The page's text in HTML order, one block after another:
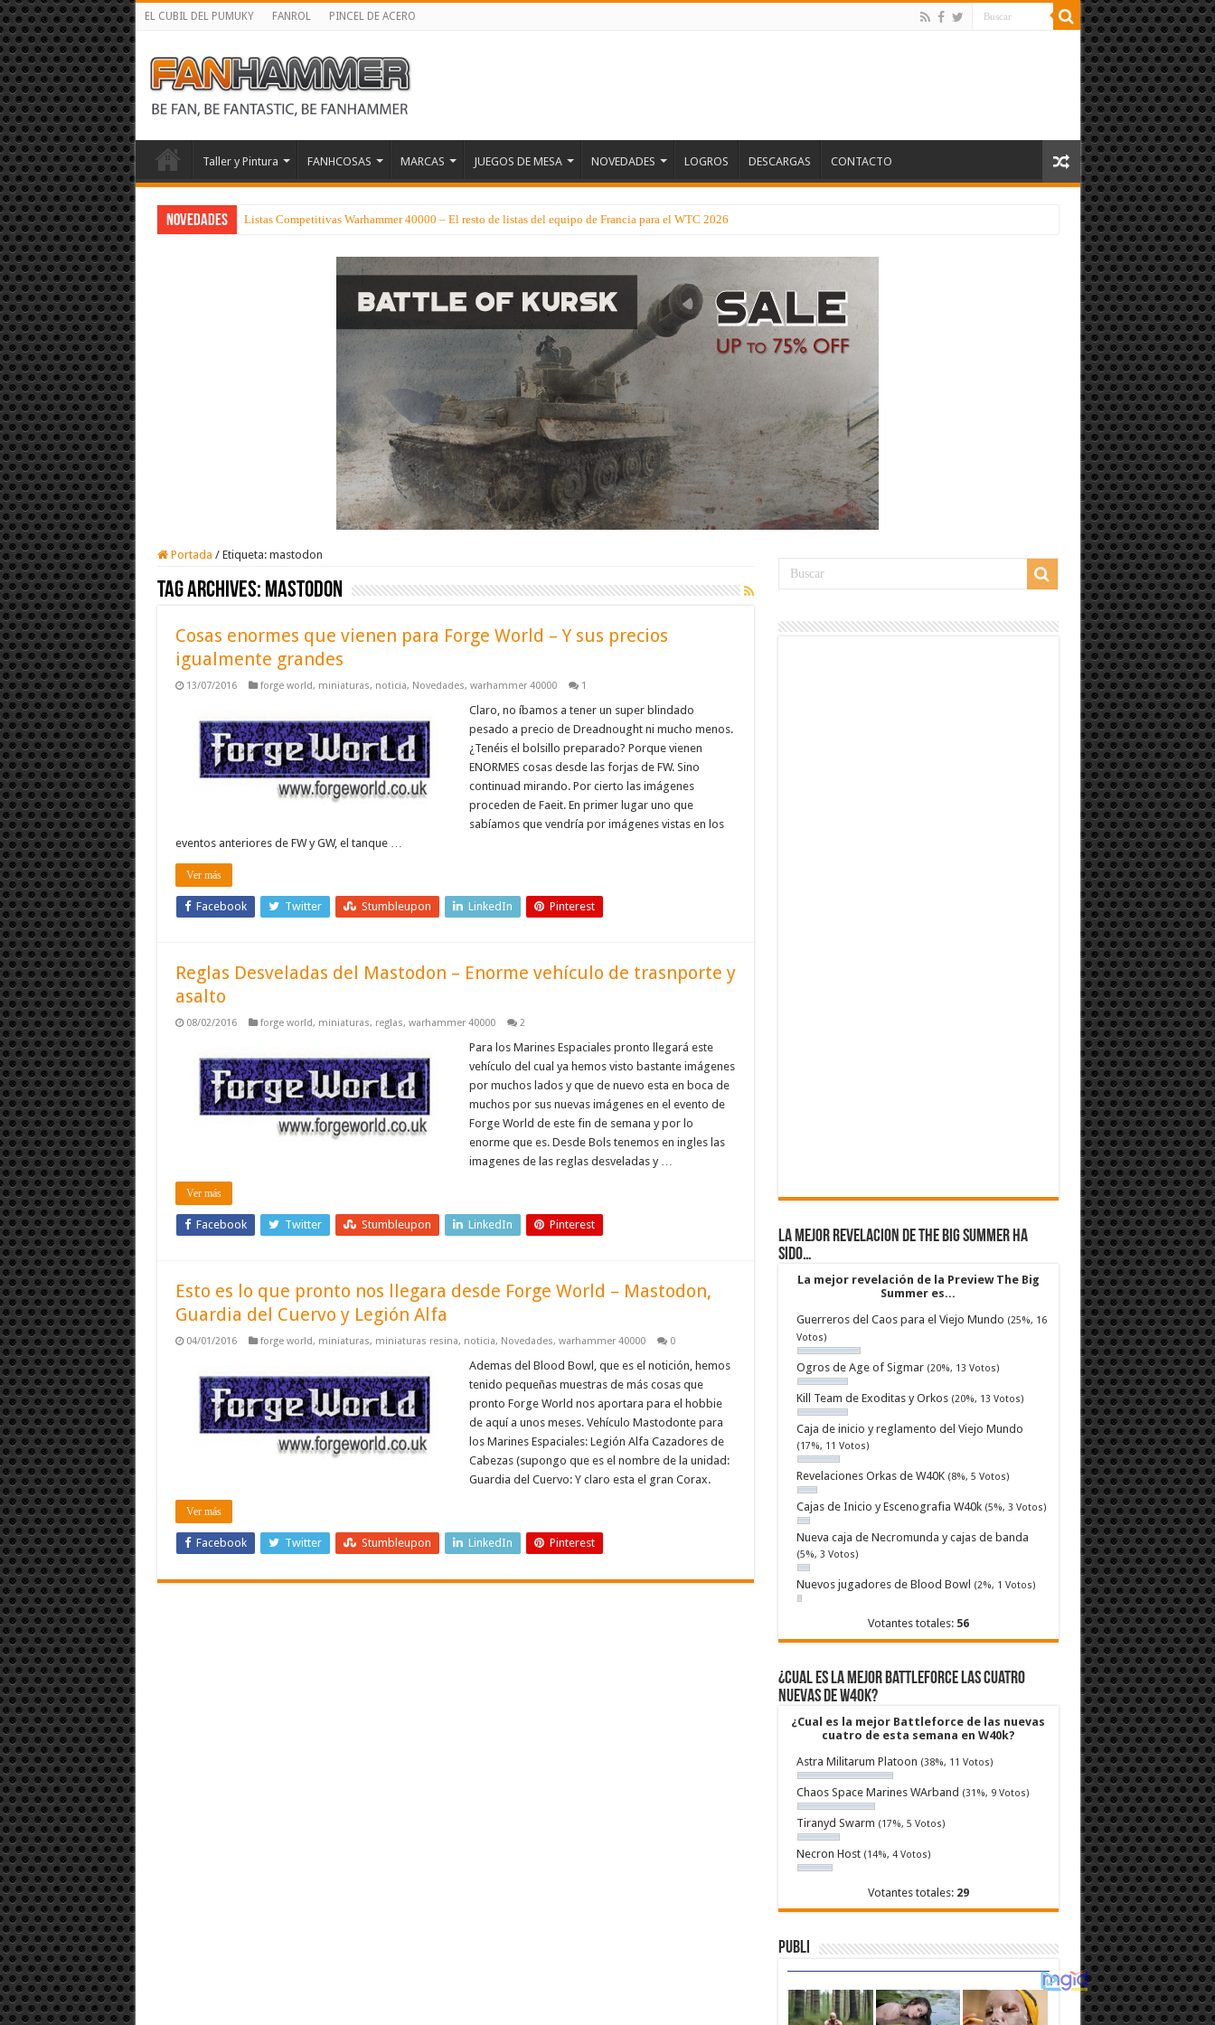
EL CUBIL DEL PUMUKY FANROL PINCEL DE ACERO
Taller y Pintura FANHCOSAS MARCAS JUEGOS DE MESA NOVEDADES LOGROS DESCARGAS CONTACTO
NOVEDADES Listas Competitivas Warhammer 40000 – El resto de listas del equipo de Francia para el WTC 2026
Portada / Etiqueta: mastodon
Tag Archives: mastodon
Cosas enormes que vienen para Forge World – Y sus precios
igualmente grandes
13/07/2016 forge world, miniaturas, noticia, Novedades, warhammer 40000 1
Claro, no íbamos a tener un super blindado
pesado a precio de Dreadnought ni mucho menos.
¿Tenéis el bolsillo preparado? Porque vienen
ENORMES cosas desde las forjas de FW. Sino
continuad mirando. Por cierto las imágenes
proceden de Faeit. En primer lugar uno que
sabíamos que vendría por imágenes vistas en los
eventos anteriores de FW y GW, el tanque …
Ver más
Facebook Twitter Stumbleupon LinkedIn Pinterest
Reglas Desveladas del Mastodon – Enorme vehículo de trasnporte y
asalto
08/02/2016 forge world, miniaturas, reglas, warhammer 40000 2
Para los Marines Espaciales pronto llegará este
vehículo del cual ya hemos visto bastante imágenes
por muchos lados y que de nuevo esta en boca de
muchos por sus nuevas imágenes en el evento de
Forge World de este fin de semana y por lo
enorme que es. Desde Bols tenemos en ingles las
imagenes de las reglas desveladas y …
Ver más
Facebook Twitter Stumbleupon LinkedIn Pinterest
Esto es lo que pronto nos llegara desde Forge World – Mastodon,
Guardia del Cuervo y Legión Alfa
04/01/2016 forge world, miniaturas, miniaturas resina, noticia, Novedades, warhammer 40000 0
Ademas del Blood Bowl, que es el notición, hemos
tenido pequeñas muestras de más cosas que
pronto Forge World nos aportara para el hobbie
de aquí a unos meses. Vehículo Mastodonte para
los Marines Espaciales: Legión Alfa Cazadores de
Cabezas (supongo que es el nombre de la unidad:
Guardia del Cuervo: Y claro esta el gran Corax.
Ver más
Facebook Twitter Stumbleupon LinkedIn Pinterest
La mejor revelacion de The Big Summer ha
sido…
La mejor revelación de la Preview The Big
Summer es...
Guerreros del Caos para el Viejo Mundo (25%, 16
Votos)
Ogros de Age of Sigmar (20%, 13 Votos)
Kill Team de Exoditas y Orkos (20%, 13 Votos)
Caja de inicio y reglamento del Viejo Mundo
(17%, 11 Votos)
Revelaciones Orkas de W40K (8%, 5 Votos)
Cajas de Inicio y Escenografia W40k (5%, 3 Votos)
Nueva caja de Necromunda y cajas de banda
(5%, 3 Votos)
Nuevos jugadores de Blood Bowl (2%, 1 Votos)
Votantes totales: 56
¿Cual es la mejor Battleforce las cuatro
nuevas de W40k?
¿Cual es la mejor Battleforce de las nuevas
cuatro de esta semana en W40k?
Astra Militarum Platoon (38%, 11 Votos)
Chaos Space Marines WArband (31%, 9 Votos)
Tiranyd Swarm (17%, 5 Votos)
Necron Host (14%, 4 Votos)
Votantes totales: 29
Publi